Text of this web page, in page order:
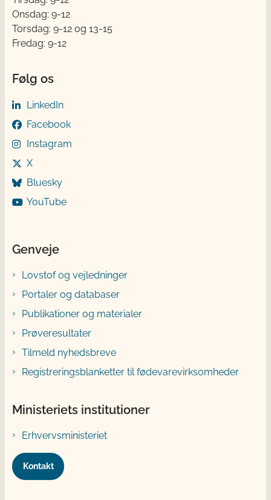
Onsdag: 9-12
Torsdag: 9-12 og 13-15
Fredag: 9-12
Følg os
LinkedIn
Facebook
Instagram
X
Bluesky
YouTube
Genveje
Lovstof og vejledninger
Portaler og databaser
Publikationer og materialer
Prøveresultater
Tilmeld nyhedsbreve
Registreringsblanketter til fødevarevirksomheder
Ministeriets institutioner
Erhvervsministeriet
Kontakt